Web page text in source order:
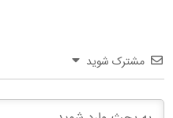
مشترک شوید